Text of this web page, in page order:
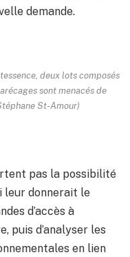
demande.
deux lots composés
sont menacés de
St-Amour)
pas la possibilité
leur donnerait le
d’accès à
puis d’analyser les
en lien